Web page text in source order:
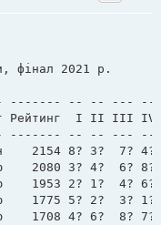
фінал 2021 р.
------- -- -- ---
I II III IV  V
------- -- -- ---
2154 8? 3?
2080 3? 4?
кю    1953 2? 1?
кю    1775 5? 2?
1708 4? 6?